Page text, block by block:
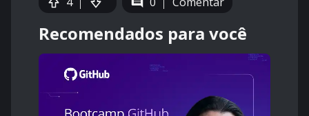
Recomendados para você